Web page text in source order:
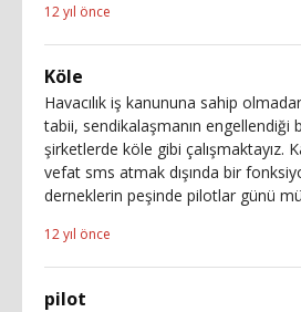
12 yıl önce
Köle
Havacılık iş kanununa sahip
tabii, sendikalaşmanın engellendiği
şirketlerde köle gibi çalışmaktayız.
vefat sms atmak dışında bir
derneklerin peşinde pilotlar günü
12 yıl önce
pilot